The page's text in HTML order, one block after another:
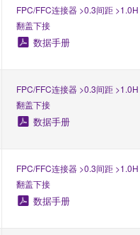
FPC/FFC连接器 >0.3间距 >1.0H
翻盖下接
数据手册
FPC/FFC连接器 >0.3间距 >1.0H
翻盖下接
数据手册
FPC/FFC连接器 >0.3间距 >1.0H
翻盖下接
数据手册